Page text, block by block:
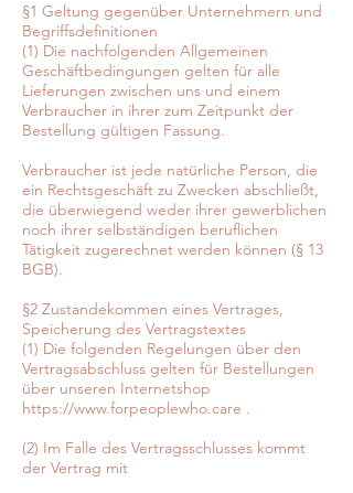
§1 Geltung gegenüber Unternehmern und
Begriffsdefinitionen
(1) Die nachfolgenden Allgemeinen
Geschäftbedingungen gelten für alle
Lieferungen zwischen uns und einem
Verbraucher in ihrer zum Zeitpunkt der
Bestellung gültigen Fassung.
Verbraucher ist jede natürliche Person, die
ein Rechtsgeschäft zu Zwecken abschließt,
die überwiegend weder ihrer gewerblichen
noch ihrer selbständigen beruflichen
Tätigkeit zugerechnet werden können (§ 13
BGB).
§2 Zustandekommen eines Vertrages,
Speicherung des Vertragstextes
(1) Die folgenden Regelungen über den
Vertragsabschluss gelten für Bestellungen
über unseren Internetshop
https://www.forpeoplewho.care .
(2) Im Falle des Vertragsschlusses kommt
der Vertrag mit